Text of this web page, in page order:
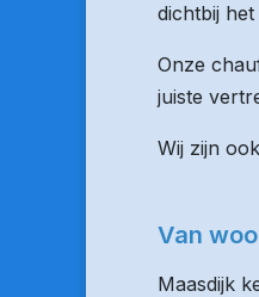
dichtbij
Onze
juiste
Wij zijn
Van
Maasdijk